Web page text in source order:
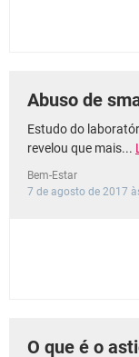
Abuso de
Estudo do
revelou que mais...
Bem-Estar
7 de agosto de 2017
O que é o